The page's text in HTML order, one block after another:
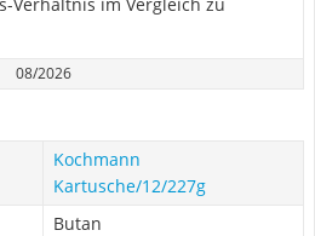
08/2026
Kochmann
Kartusche/12/227g
Butan